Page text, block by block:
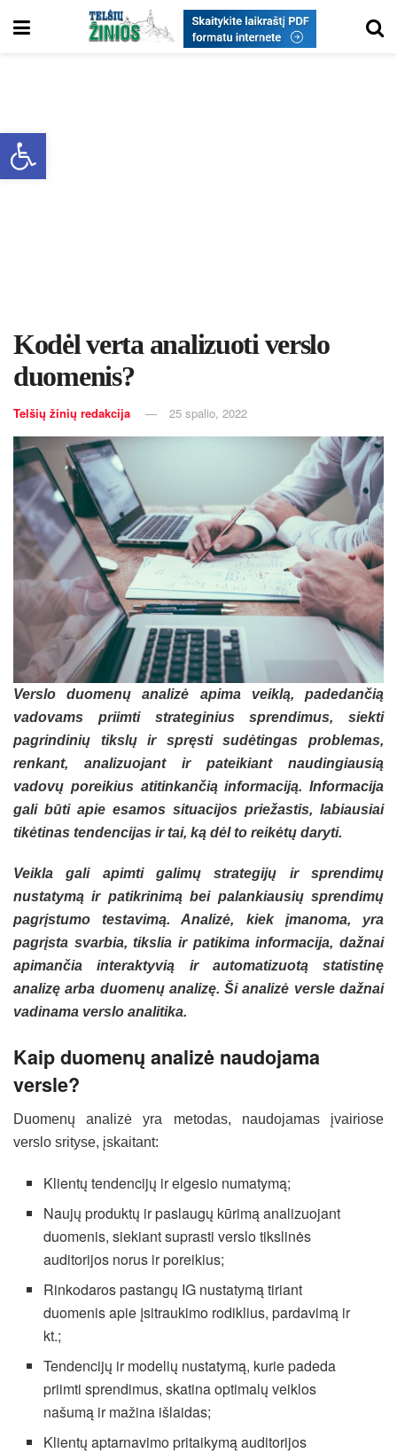
Open toolbar
Kodėl verta analizuoti verslo
duomenis?
Telšių žinių redakcija 25 spalio, 2022
Verslo duomenų analizė apima veiklą, padedančią
vadovams priimti strateginius sprendimus, siekti
pagrindinių tikslų ir spręsti sudėtingas problemas,
renkant, analizuojant ir pateikiant naudingiausią
vadovų poreikius atitinkančią informaciją. Informacija
gali būti apie esamos situacijos priežastis, labiausiai
tikėtinas tendencijas ir tai, ką dėl to reikėtų daryti.
Veikla gali apimti galimų strategijų ir sprendimų
nustatymą ir patikrinimą bei palankiausių sprendimų
pagrįstumo testavimą. Analizė, kiek įmanoma, yra
pagrįsta svarbia, tikslia ir patikima informacija, dažnai
apimančia interaktyvią ir automatizuotą statistinę
analizę arba duomenų analizę. Ši analizė versle dažnai
vadinama verslo analitika.
Kaip duomenų analizė naudojama
versle?
Duomenų analizė yra metodas, naudojamas įvairiose
verslo srityse, įskaitant:
Klientų tendencijų ir elgesio numatymą;
Naujų produktų ir paslaugų kūrimą analizuojant
duomenis, siekiant suprasti verslo tikslinės
auditorijos norus ir poreikius;
Rinkodaros pastangų IG nustatymą tiriant
duomenis apie įsitraukimo rodiklius, pardavimą ir
kt.;
Tendencijų ir modelių nustatymą, kurie padeda
priimti sprendimus, skatina optimalų veiklos
našumą ir mažina išlaidas;
Klientų aptarnavimo pritaikymą auditorijos